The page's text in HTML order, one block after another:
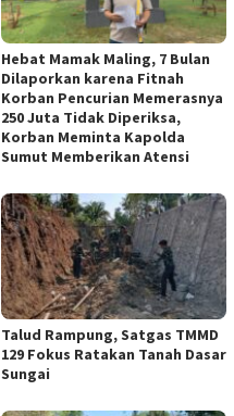
Hebat Mamak Maling, 7 Bulan
Dilaporkan karena Fitnah
Korban Pencurian Memerasnya
250 Juta Tidak Diperiksa,
Korban Meminta Kapolda
Sumut Memberikan Atensi
Talud Rampung, Satgas TMMD
129 Fokus Ratakan Tanah Dasar
Sungai